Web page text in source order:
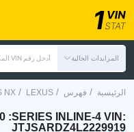
المزايدات الحالية أدخل رقم VIN المكون من 17 رقمًا ، أو LOT أو Make Model Year
الرئيسية / فهرس /
LEXUS
/
NX
:SERIES INLINE-4 VIN:
JTJSARDZ4L2229919